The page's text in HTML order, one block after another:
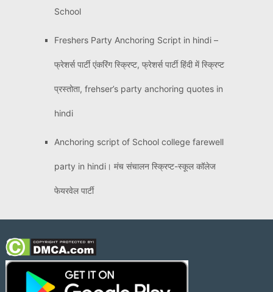
School
Freshers Party Anchoring Script in hindi –
फ्रेशर्स पार्टी एंकरिंग स्क्रिप्ट, फ्रेशर्स पार्टी हिंदी में स्क्रिप्ट
प्रस्तोता, frehser’s party anchoring quotes in
hindi
Anchoring script of School college farewell
party in hindi। मंच संचालन स्क्रिप्ट-स्कूल कॉलेज
फेयरवेल पार्टी